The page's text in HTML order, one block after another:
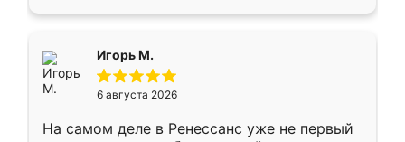
Игорь М.
6 августа 2026
На самом деле в Ренессанс уже не первый